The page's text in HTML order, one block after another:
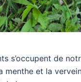
s’occupent de
menthe et la